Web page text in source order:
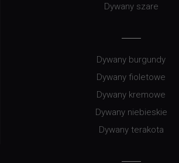
Dywany szare
Dywany burgundy
Dywany fioletowe
Dywany kremowe
Dywany niebieskie
Dywany terakota